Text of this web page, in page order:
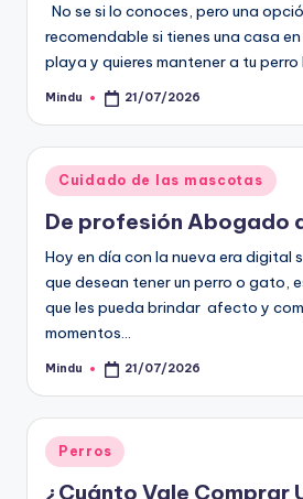
No se si lo conoces, pero una
recomendable si tienes una casa
playa y quieres mantener a tu
Publicado
Mindu 21/07/2026
Publicado
en
Cuidado de las mascotas
De profesión Abogado
Hoy en día con la nueva era digital
que desean tener un perro o gato,
que les pueda brindar afecto y
momentos…
Publicado
Mindu 21/07/2026
Publicado
en
Perros
¿Cuánto Vale Comprar